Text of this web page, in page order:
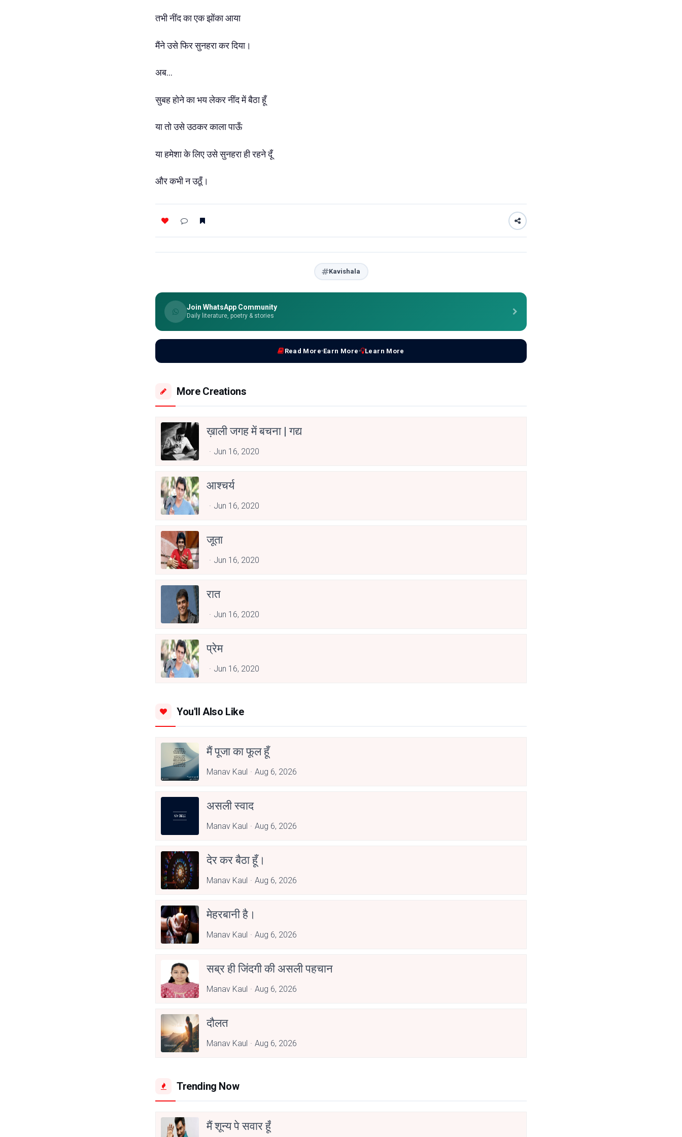
तभी नींद का एक झोंका आया
मैंने उसे फिर सुनहरा कर दिया।
अब…
सुबह होने का भय लेकर नींद में बैठा हूँ
या तो उसे उठकर काला पाऊँ
या हमेशा के लिए उसे सुनहरा ही रहने दूँ
और कभी न उठूँ।
Kavishala
Join WhatsApp Community
Daily literature, poetry & stories
Read More Earn More Learn More
More Creations
ख़ाली जगह में बचना | गद्य
Jun 16, 2020
आश्चर्य
Jun 16, 2020
जूता
Jun 16, 2020
रात
Jun 16, 2020
प्रेम
Jun 16, 2020
You'll Also Like
मैं पूजा का फूल हूँ
Manav Kaul Aug 6, 2026
असली स्वाद
Manav Kaul Aug 6, 2026
देर कर बैठा हूँ।
Manav Kaul Aug 6, 2026
मेहरबानी है।
Manav Kaul Aug 6, 2026
सब्र ही जिंदगी की असली पहचान
Manav Kaul Aug 6, 2026
दौलत
Manav Kaul Aug 6, 2026
Trending Now
मैं शून्य पे सवार हूँ